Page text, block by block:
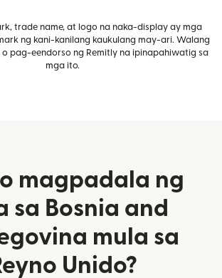
trade name, at logo na naka-display ay mga
ng kani-kanilang kaukulang may-ari. Walang
pag-eendorso ng Remitly na ipinapahiwatig sa
mga ito.
magpadala ng
sa Bosnia and
mula sa
Unido?